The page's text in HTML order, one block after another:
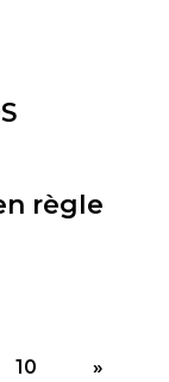
règle
10 »